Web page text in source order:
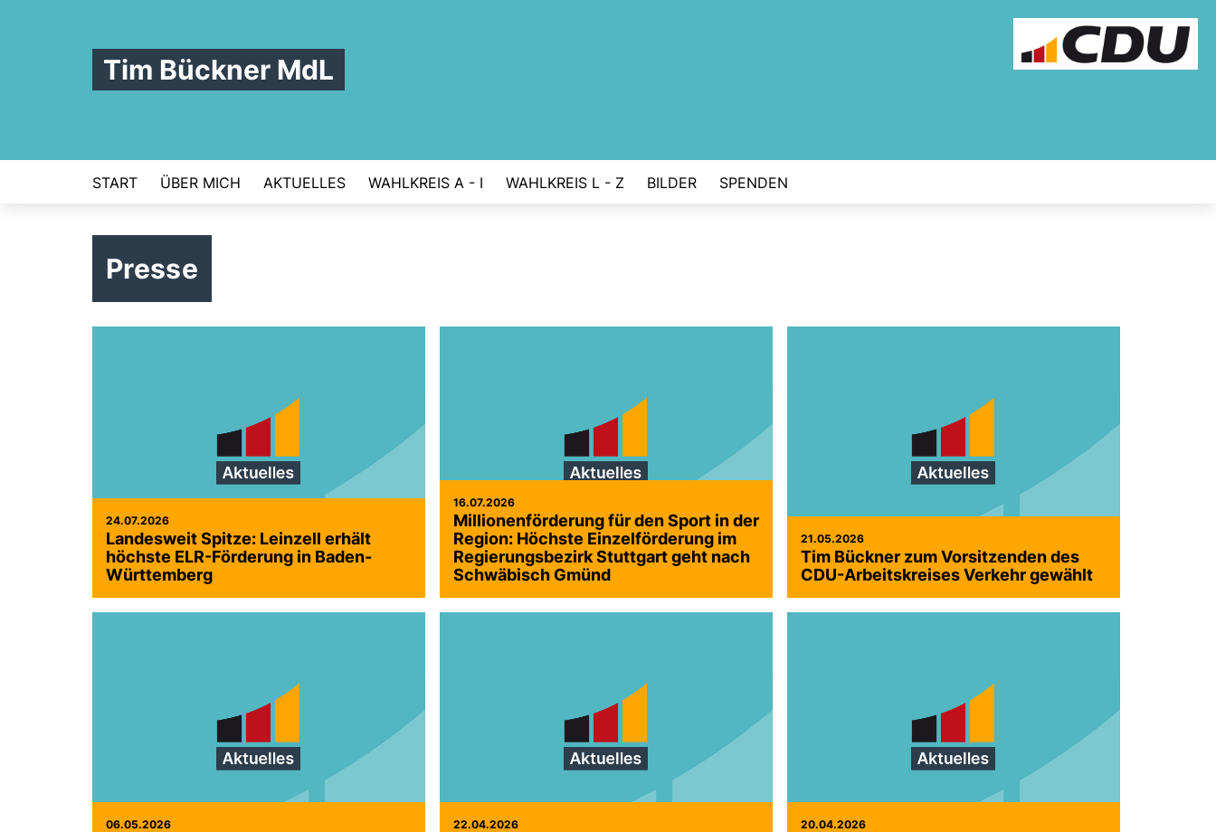
Tim Bückner MdL
START ÜBER MICH AKTUELLES WAHLKREIS A - I WAHLKREIS L - Z BILDER SPENDEN
Presse
24.07.2026
Landesweit Spitze: Leinzell erhält
höchste ELR-Förderung in Baden-
Württemberg
16.07.2026
Millionenförderung für den Sport in der
Region: Höchste Einzelförderung im
Regierungsbezirk Stuttgart geht nach
Schwäbisch Gmünd
21.05.2026
Tim Bückner zum Vorsitzenden des
CDU-Arbeitskreises Verkehr gewählt
06.05.2026 22.04.2026 20.04.2026